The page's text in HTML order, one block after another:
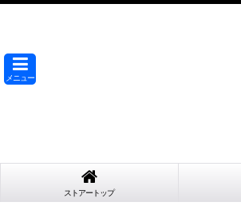
メニュー
ストアートップ